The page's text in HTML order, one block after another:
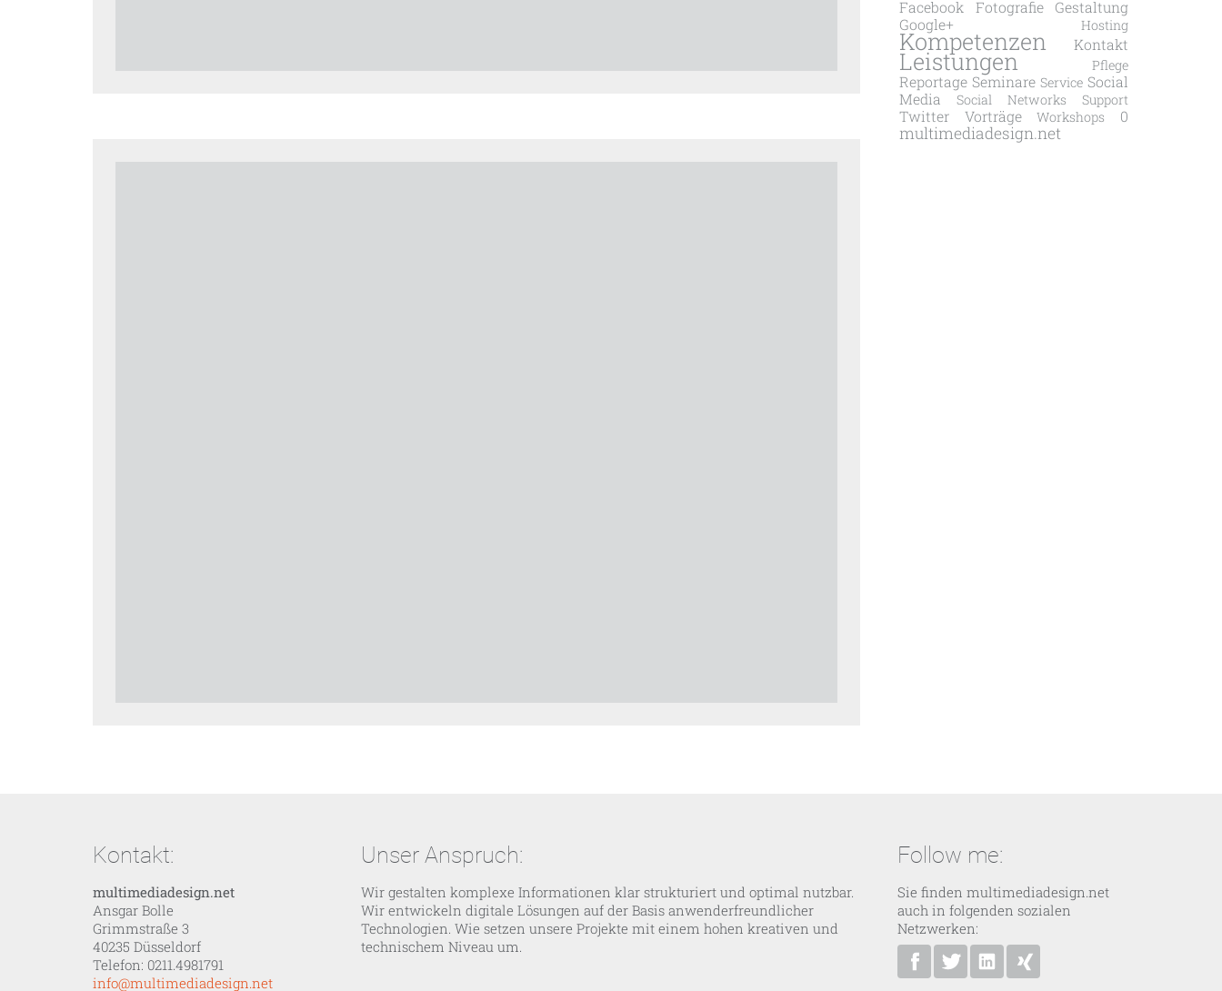
Facebook Fotografie
Gestaltung
Google+
Hosting
Kompetenzen Kontakt
Leistungen Pflege
Reportage Seminare Service Social
Media
Social Networks Support
Twitter Vorträge Workshops 0
multimediadesign.net
Kontakt:
multimediadesign.net
Ansgar Bolle
Grimmstraße 3
40235 Düsseldorf
Telefon: 0211.4981791
info@multimediadesign.net
Unser Anspruch:
Wir gestalten komplexe Informationen klar strukturiert und optimal nutzbar.
Wir entwickeln digitale Lösungen auf der Basis anwenderfreundlicher
Technologien. Wie setzen unsere Projekte mit einem hohen kreativen und
technischem Niveau um.
Follow me:
Sie finden multimediadesign.net
auch in folgenden sozialen
Netzwerken:
multimediadesign.net bei Facebook
Ansgar Bolle bei Twitter
Ansgar Bolle bei Linkedin